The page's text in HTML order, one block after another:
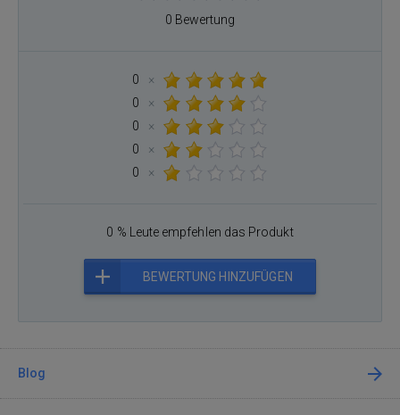
0 Bewertung
0
×
0
×
0
×
0
×
0
×
0 % Leute empfehlen das Produkt
BEWERTUNG HINZUFÜGEN
Blog